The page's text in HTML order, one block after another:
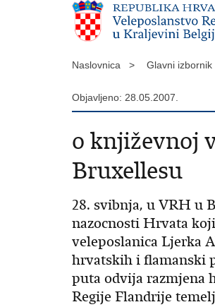
Naslovnica > Glavni
Objavljeno: 28.05.2007.
o književnoj
Bruxellesu
28. svibnja, u VRH u
nazocnosti Hrvata
veleposlanica Ljerka
hrvatskih i flamanski
puta odvija razmjena
Regije Flandrije